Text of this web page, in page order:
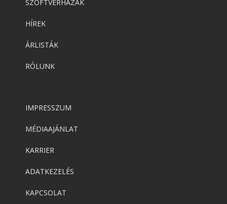
SZOFTVERHÁZAK
HÍREK
ÁRLISTÁK
RÓLUNK
IMPRESSZUM
MÉDIAAJÁNLAT
KARRIER
ADATKEZELÉS
KAPCSOLAT